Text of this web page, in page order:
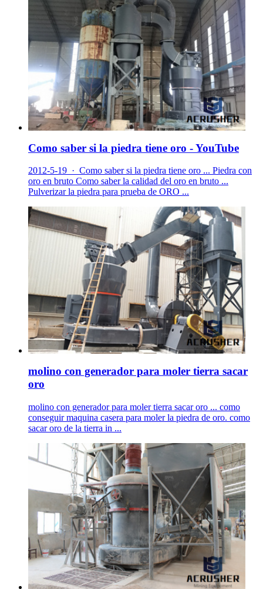
Como saber si la piedra tiene oro - YouTube
2012-5-19 · Como saber si la piedra tiene oro ... Piedra con
oro en bruto Como saber la calidad del oro en bruto ...
Pulverizar la piedra para prueba de ORO ...
molino con generador para moler tierra sacar
oro
molino con generador para moler tierra sacar oro ... como
conseguir maquina casera para moler la piedra de oro. como
sacar oro de la tierra in ...